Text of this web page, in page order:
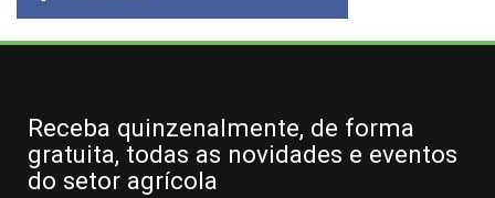
Receba quinzenalmente, de forma
gratuita, todas as novidades e eventos
do setor agrícola